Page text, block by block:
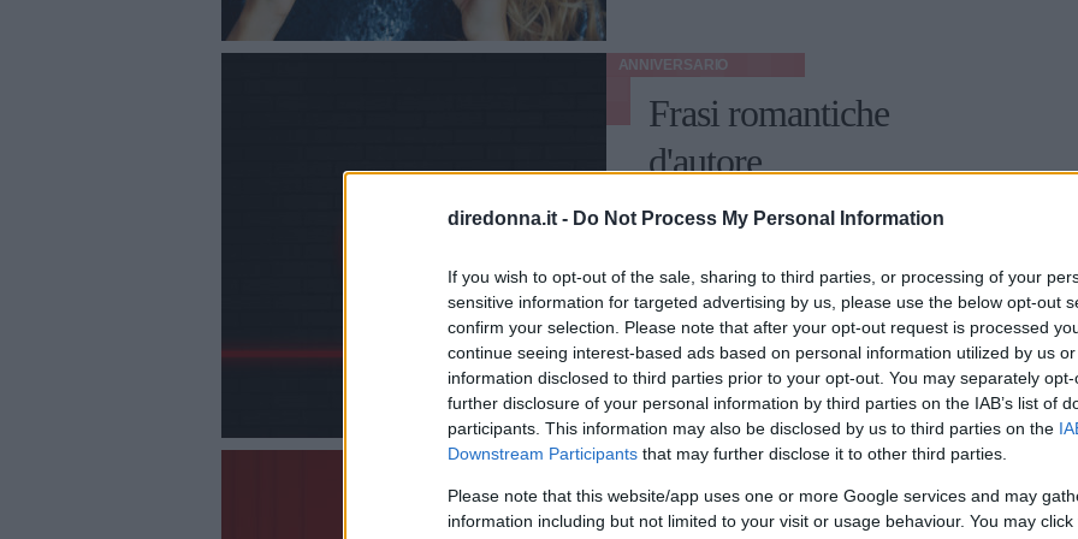
diredonna.it - Do Not Process My Personal Information
If you wish to opt-out of the sale, sharing to third parties, or processing of your
sensitive information for targeted advertising by us, please use the below opt-out
confirm your selection. Please note that after your opt-out request is processed
continue seeing interest-based ads based on personal information utilized by us
information disclosed to third parties prior to your opt-out. You may separately
further disclosure of your personal information by third parties on the IAB’s list of
participants. This information may also be disclosed by us to third parties on the
Downstream Participants that may further disclose it to other third parties.
Please note that this website/app uses one or more Google services and may
information including but not limited to your visit or usage behaviour. You may
ANNIVERSARIO
Frasi romantiche
d'autore
Citazioni, aforismi da copiare oppure da
ELEONORA D'UFFIZI
ANNIVERSARIO
Tutti i modi di scrivere